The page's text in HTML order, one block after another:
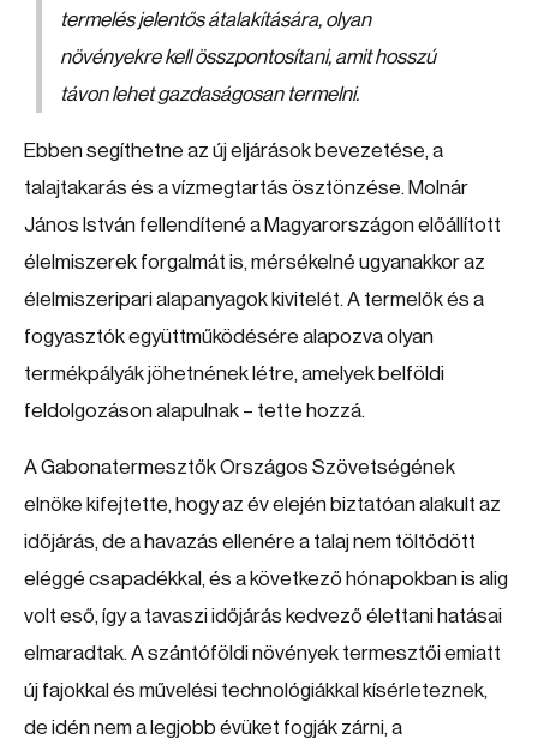
termelés jelentős átalakítására, olyan
növényekre kell összpontosítani, amit hosszú
távon lehet gazdaságosan termelni.
Ebben segíthetne az új eljárások bevezetése, a
talajtakarás és a vízmegtartás ösztönzése. Molnár
János István fellendítené a Magyarországon előállított
élelmiszerek forgalmát is, mérsékelné ugyanakkor az
élelmiszeripari alapanyagok kivitelét. A termelők és a
fogyasztók együttműködésére alapozva olyan
termékpályák jöhetnének létre, amelyek belföldi
feldolgozáson alapulnak – tette hozzá.
A Gabonatermesztők Országos Szövetségének
elnöke kifejtette, hogy az év elején biztatóan alakult az
időjárás, de a havazás ellenére a talaj nem töltődött
eléggé csapadékkal, és a következő hónapokban is alig
volt eső, így a tavaszi időjárás kedvező élettani hatásai
elmaradtak. A szántóföldi növények termesztői emiatt
új fajokkal és művelési technológiákkal kísérleteznek,
de idén nem a legjobb évüket fogják zárni, a